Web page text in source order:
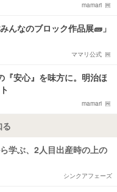
mamari
んなのブロック作品展🧱」
ママリ公式
『安心』を味方に。明治ほ
mamari
る
学ぶ、2人目出産時の上の
シンクアフェーズ